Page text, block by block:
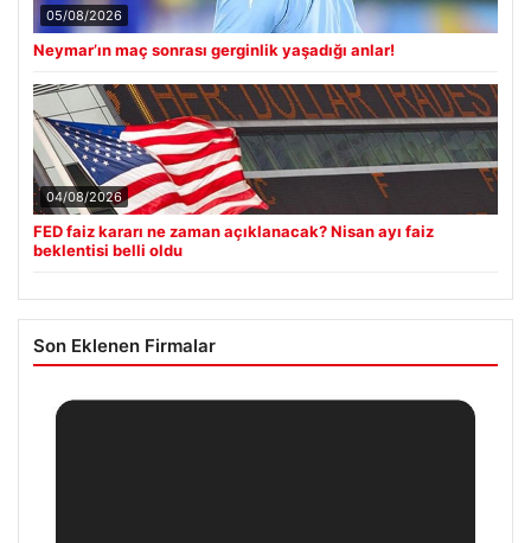
05/08/2026
Neymar’ın maç sonrası gerginlik yaşadığı anlar!
04/08/2026
FED faiz kararı ne zaman açıklanacak? Nisan ayı faiz
beklentisi belli oldu
Son Eklenen Firmalar